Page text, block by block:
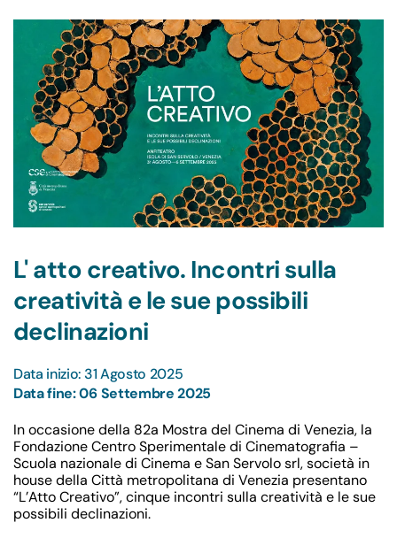
L' atto creativo. Incontri sulla
creatività e le sue possibili
declinazioni
Data inizio: 31 Agosto 2025
Data fine: 06 Settembre 2025
In occasione della 82a Mostra del Cinema di Venezia, la
Fondazione Centro Sperimentale di Cinematografia –
Scuola nazionale di Cinema e San Servolo srl, società in
house della Città metropolitana di Venezia presentano
“L’Atto Creativo”, cinque incontri sulla creatività e le sue
possibili declinazioni.